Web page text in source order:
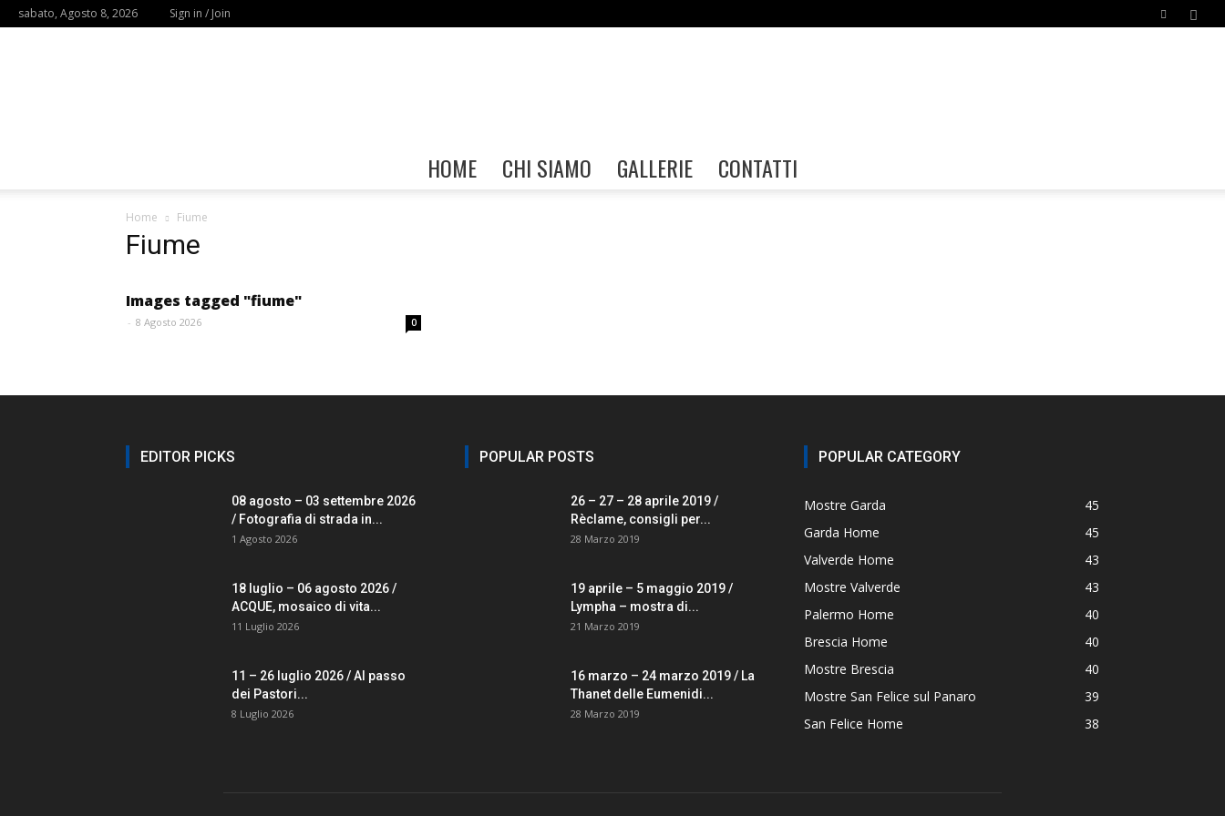
sabato, Agosto 8, 2026 Sign in / Join
HOME CHI SIAMO GALLERIE CONTATTI
Home Fiume
Fiume
Images tagged "fiume"
- 8 Agosto 2026 0
EDITOR PICKS
08 agosto – 03 settembre 2026
/ Fotografia di strada in...
1 Agosto 2026
18 luglio – 06 agosto 2026 /
ACQUE, mosaico di vita...
11 Luglio 2026
11 – 26 luglio 2026 / Al passo
dei Pastori...
8 Luglio 2026
POPULAR POSTS
26 – 27 – 28 aprile 2019 /
Rèclame, consigli per...
28 Marzo 2019
19 aprile – 5 maggio 2019 /
Lympha – mostra di...
21 Marzo 2019
16 marzo – 24 marzo 2019 / La
Thanet delle Eumenidi...
28 Marzo 2019
POPULAR CATEGORY
Mostre Garda
45
Garda Home
45
Valverde Home
43
Mostre Valverde
43
Palermo Home
40
Brescia Home
40
Mostre Brescia
40
Mostre San Felice sul Panaro
39
San Felice Home
38